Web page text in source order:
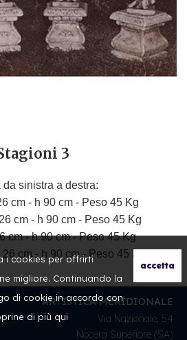
i cookies per offrirti
migliore. Continuando la
di cookie in accordo con
di più qui
3
da sinistra a destra:
cm - h 90 cm - Peso 45 Kg
cm - h 90 cm - Peso 45 Kg
cm - h 90 cm - Peso 45 Kg
cm - h 90 cm - Peso 45 K
ARTISTICA MERIDIONALE
Via Nazionale, 54
Nocera Superiore (SA)